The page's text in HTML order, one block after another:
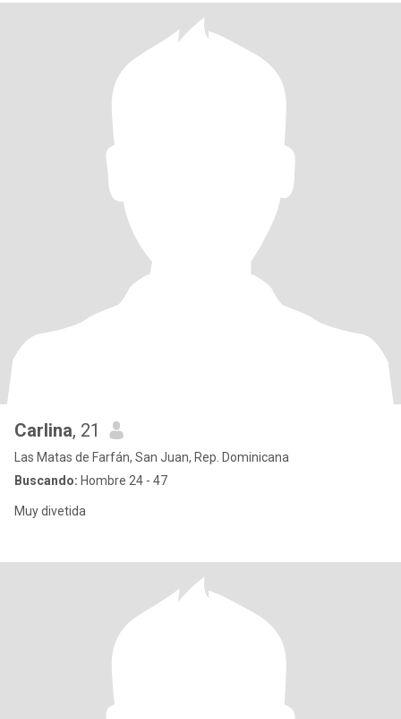
Carlina, 21
Las Matas de Farfán, San Juan, Rep. Dominicana
Buscando: Hombre 24 - 47
Muy divetida